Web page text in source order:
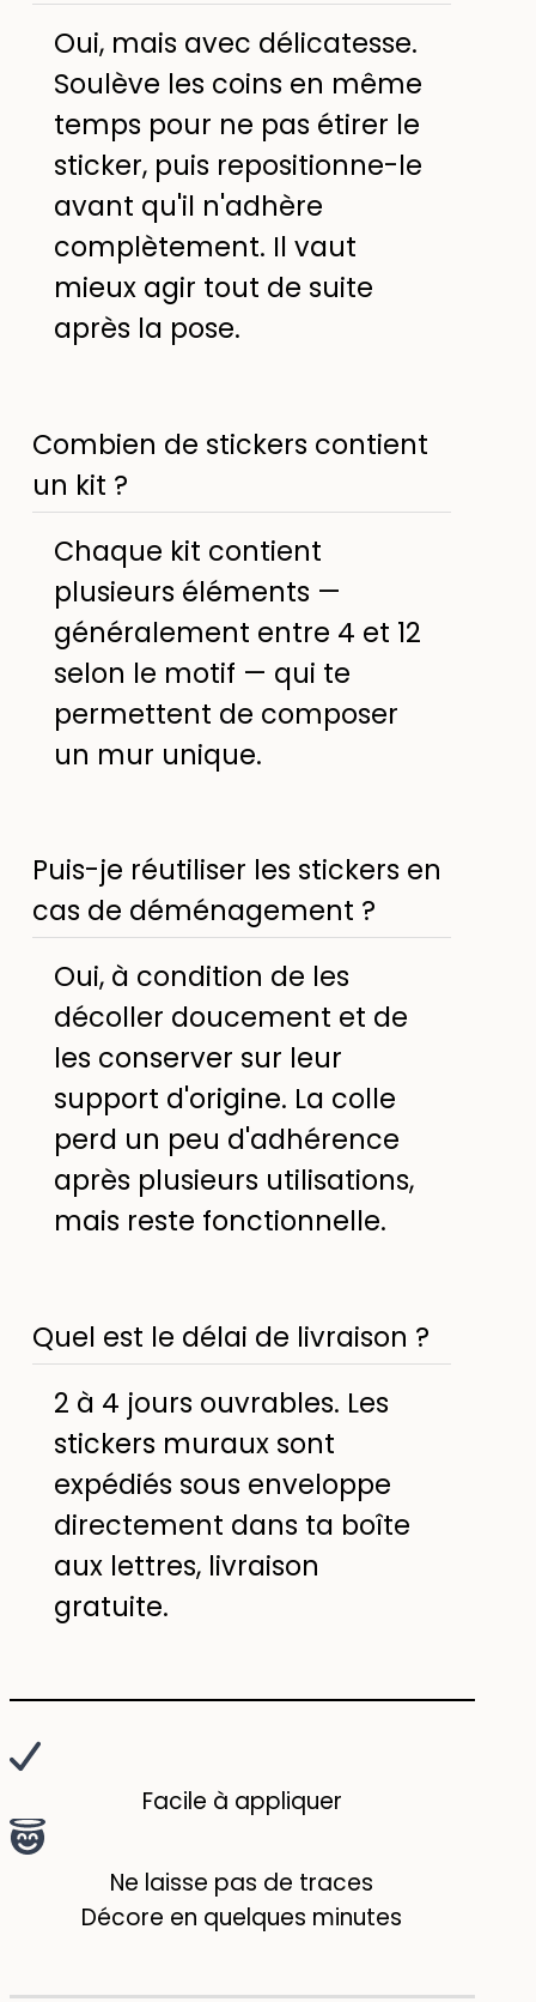
Oui, mais avec délicatesse.
Soulève les coins en même
temps pour ne pas étirer le
sticker, puis repositionne-le
avant qu'il n'adhère
complètement. Il vaut
mieux agir tout de suite
après la pose.
Combien de stickers contient
un kit ?
Chaque kit contient
plusieurs éléments —
généralement entre 4 et 12
selon le motif — qui te
permettent de composer
un mur unique.
Puis-je réutiliser les stickers en
cas de déménagement ?
Oui, à condition de les
décoller doucement et de
les conserver sur leur
support d'origine. La colle
perd un peu d'adhérence
après plusieurs utilisations,
mais reste fonctionnelle.
Quel est le délai de livraison ?
2 à 4 jours ouvrables. Les
stickers muraux sont
expédiés sous enveloppe
directement dans ta boîte
aux lettres, livraison
gratuite.
Facile à appliquer
Ne laisse pas de traces
Décore en quelques minutes